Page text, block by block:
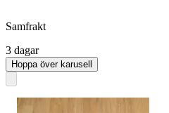
Samfrakt
3 dagar
Hoppa över karusell